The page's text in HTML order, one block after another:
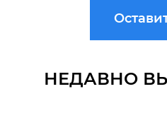
НЕДАВНО